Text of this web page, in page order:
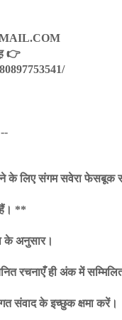
👉
के लिए संगम सवेरा
हैं। **
के अनुसार।
रचनाएँ ही अंक में
संवाद के इच्छुक क्षमा करें।